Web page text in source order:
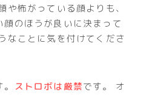
や怖がっている顔よりも、
のほうが良いに決まって
なことに気を付けてくださ
ストロボは厳禁です。
オ